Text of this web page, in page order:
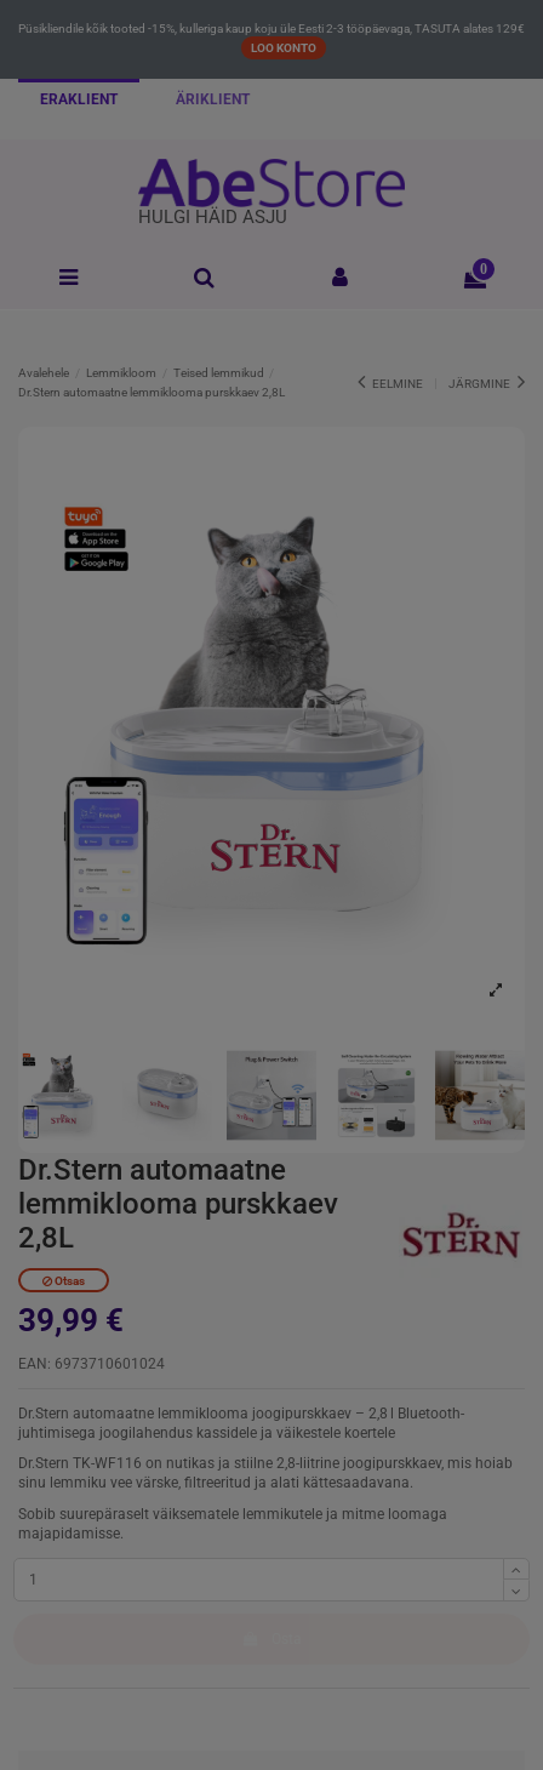
Püsikliendile kõik tooted -15%, kulleriga kaup koju üle Eesti 2-3 tööpäevaga, TASUTA alates 129€
LOO KONTO
ERAKLIENT ÄRIKLIENT
HULGI HÄID ASJU
0
Avalehele Lemmikloom
Teised lemmikud
Dr.Stern automaatne lemmiklooma purskkaev 2,8L
EELMINE JÄRGMINE
Dr.Stern automaatne
lemmiklooma purskkaev
2,8L
Otsas
39,99 €
EAN: 6973710601024
Dr.Stern automaatne lemmiklooma joogipurskkaev – 2,8 l Bluetooth-
juhtimisega joogilahendus kassidele ja väikestele koertele
Dr.Stern TK-WF116 on nutikas ja stiilne 2,8-liitrine joogipurskkaev, mis hoiab
sinu lemmiku vee värske, filtreeritud ja alati kättesaadavana.
Sobib suurepäraselt väiksematele lemmikutele ja mitme loomaga
majapidamisse.